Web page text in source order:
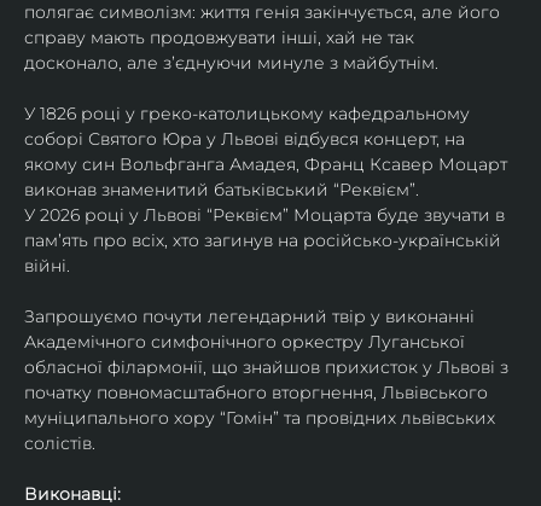
полягає символізм: життя генія закінчується, але його
справу мають продовжувати інші, хай не так
досконало, але зʼєднуючи минуле з майбутнім.
У 1826 році у греко-католицькому кафедральному
соборі Святого Юра у Львові відбувся концерт, на
якому син Вольфганга Амадея, Франц Ксавер Моцарт
виконав знаменитий батьківський “Реквієм”.
У 2026 році у Львові “Реквієм” Моцарта буде звучати в
памʼять про всіх, хто загинув на російсько-українській
війні.
Запрошуємо почути легендарний твір у виконанні
Академічного симфонічного оркестру Луганської
обласної філармонії, що знайшов прихисток у Львові з
початку повномасштабного вторгнення, Львівського
муніципального хору “Гомін” та провідних львівських
солістів.
Виконавці: